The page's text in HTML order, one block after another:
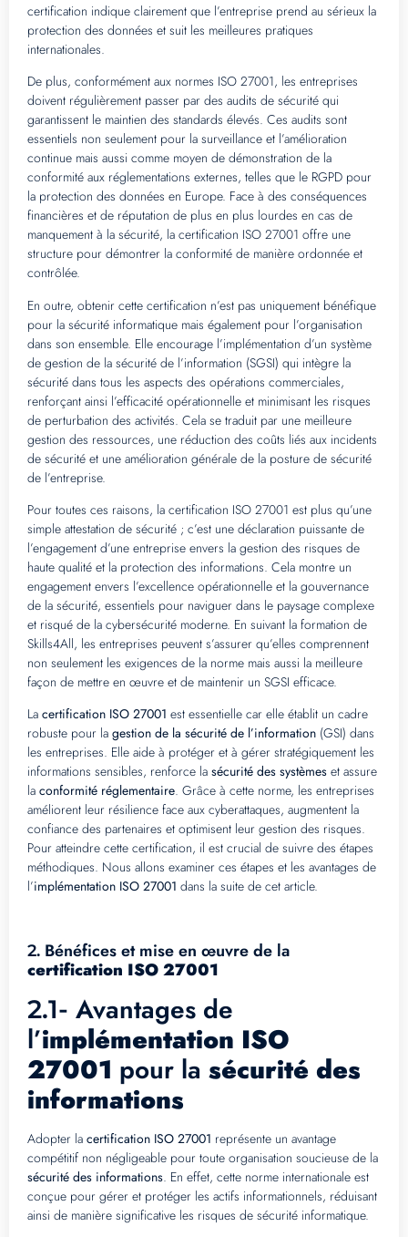
certification indique clairement que l’entreprise prend au sérieux la
protection des données et suit les meilleures pratiques
internationales.
De plus, conformément aux normes ISO 27001, les entreprises
doivent régulièrement passer par des audits de sécurité qui
garantissent le maintien des standards élevés. Ces audits sont
essentiels non seulement pour la surveillance et l’amélioration
continue mais aussi comme moyen de démonstration de la
conformité aux réglementations externes, telles que le RGPD pour
la protection des données en Europe. Face à des conséquences
financières et de réputation de plus en plus lourdes en cas de
manquement à la sécurité, la certification ISO 27001 offre une
structure pour démontrer la conformité de manière ordonnée et
contrôlée.
En outre, obtenir cette certification n’est pas uniquement bénéfique
pour la sécurité informatique mais également pour l’organisation
dans son ensemble. Elle encourage l’implémentation d’un système
de gestion de la sécurité de l’information (SGSI) qui intègre la
sécurité dans tous les aspects des opérations commerciales,
renforçant ainsi l’efficacité opérationnelle et minimisant les risques
de perturbation des activités. Cela se traduit par une meilleure
gestion des ressources, une réduction des coûts liés aux incidents
de sécurité et une amélioration générale de la posture de sécurité
de l’entreprise.
Pour toutes ces raisons, la certification ISO 27001 est plus qu’une
simple attestation de sécurité ; c’est une déclaration puissante de
l’engagement d’une entreprise envers la gestion des risques de
haute qualité et la protection des informations. Cela montre un
engagement envers l’excellence opérationnelle et la gouvernance
de la sécurité, essentiels pour naviguer dans le paysage complexe
et risqué de la cybersécurité moderne. En suivant la formation de
Skills4All, les entreprises peuvent s’assurer qu’elles comprennent
non seulement les exigences de la norme mais aussi la meilleure
façon de mettre en œuvre et de maintenir un SGSI efficace.
La certification ISO 27001 est essentielle car elle établit un cadre
robuste pour la gestion de la sécurité de l’information (GSI) dans
les entreprises. Elle aide à protéger et à gérer stratégiquement les
informations sensibles, renforce la sécurité des systèmes et assure
la conformité réglementaire. Grâce à cette norme, les entreprises
améliorent leur résilience face aux cyberattaques, augmentent la
confiance des partenaires et optimisent leur gestion des risques.
Pour atteindre cette certification, il est crucial de suivre des étapes
méthodiques. Nous allons examiner ces étapes et les avantages de
l’implémentation ISO 27001 dans la suite de cet article.
2. Bénéfices et mise en œuvre de la
certification ISO 27001
2.1- Avantages de
l’implémentation ISO
27001 pour la sécurité des
informations
Adopter la certification ISO 27001 représente un avantage
compétitif non négligeable pour toute organisation soucieuse de la
sécurité des informations. En effet, cette norme internationale est
conçue pour gérer et protéger les actifs informationnels, réduisant
ainsi de manière significative les risques de sécurité informatique.